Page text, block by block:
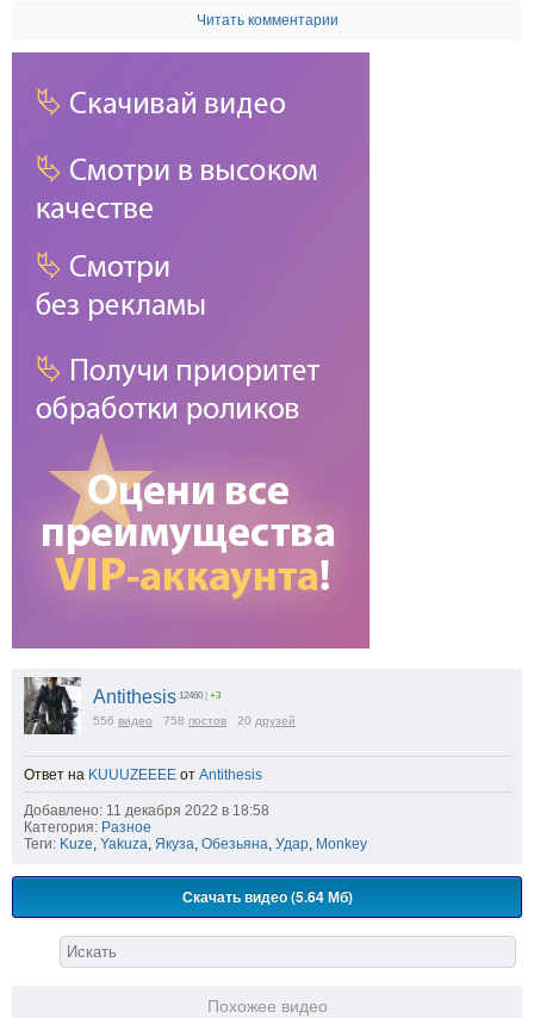
Читать комментарии
Antithesis 12460 +3
556 видео 758 постов 20 друзей
Ответ на KUUUZEEEE от Antithesis
Добавлено: 11 декабря 2022 в 18:58
Категория: Разное
Теги: Kuze, Yakuza, Якуза, Обезьяна, Удар, Monkey
Скачать видео (5.64 Мб)
Похожее видео